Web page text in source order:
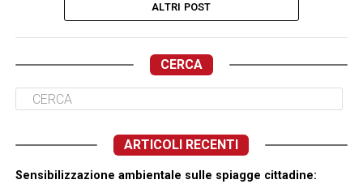
ALTRI POST
CERCA
ARTICOLI RECENTI
Sensibilizzazione ambientale sulle spiagge cittadine: